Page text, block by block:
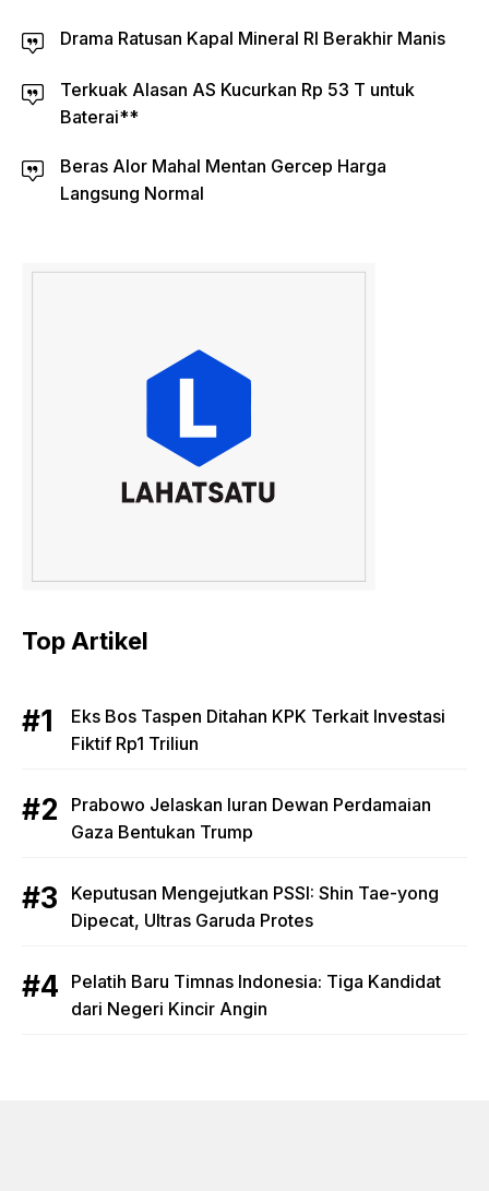
Drama Ratusan Kapal Mineral RI Berakhir Manis
Terkuak Alasan AS Kucurkan Rp 53 T untuk
Baterai**
Beras Alor Mahal Mentan Gercep Harga
Langsung Normal
Top Artikel
Eks Bos Taspen Ditahan KPK Terkait Investasi
Fiktif Rp1 Triliun
Prabowo Jelaskan Iuran Dewan Perdamaian
Gaza Bentukan Trump
Keputusan Mengejutkan PSSI: Shin Tae-yong
Dipecat, Ultras Garuda Protes
Pelatih Baru Timnas Indonesia: Tiga Kandidat
dari Negeri Kincir Angin